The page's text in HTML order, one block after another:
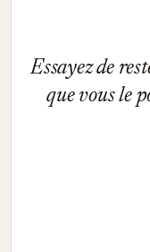
Essayez de
que vous le